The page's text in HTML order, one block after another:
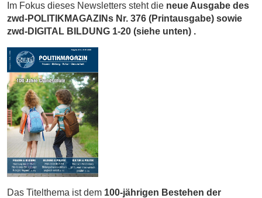
Im Fokus dieses Newsletters steht die neue Ausgabe des
zwd-POLITIKMAGAZINs Nr. 376 (Printausgabe) sowie
zwd-DIGITAL BILDUNG 1-20 (siehe unten) .
Das Titelthema ist dem 100-jährigen Bestehen der